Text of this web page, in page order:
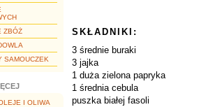
ZBÓŻ
SAMOUCZEK
I OLIWA
SKŁADNIKI:
3 średnie buraki
3 jajka
1 duża zielona papryka
1 średnia cebula
puszka białej fasoli